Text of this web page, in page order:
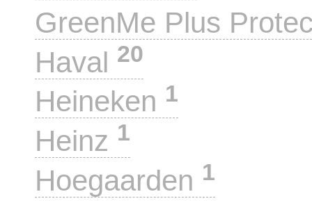
GreenMe Plus
Haval 20
Heineken 1
Heinz 1
Hoegaarden 1